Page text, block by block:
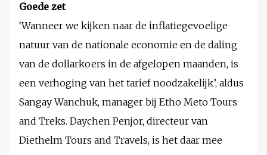
Goede zet
‘Wanneer we kijken naar de inflatiegevoelige
natuur van de nationale economie en de daling
van de dollarkoers in de afgelopen maanden, is
een verhoging van het tarief noodzakelijk’, aldus
Sangay Wanchuk, manager bij Etho Meto Tours
and Treks. Daychen Penjor, directeur van
Diethelm Tours and Travels, is het daar mee